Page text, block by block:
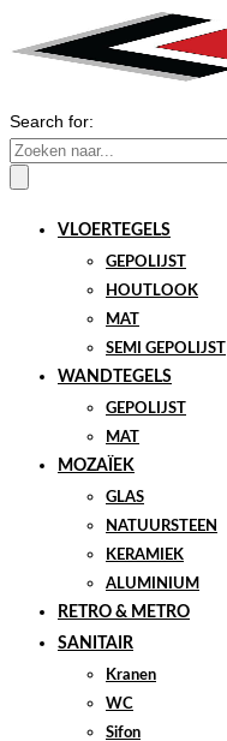
Search for:
VLOERTEGELS
GEPOLIJST
HOUTLOOK
MAT
SEMI GEPOLIJST
WANDTEGELS
GEPOLIJST
MAT
MOZAÏEK
GLAS
NATUURSTEEN
KERAMIEK
ALUMINIUM
RETRO & METRO
SANITAIR
Kranen
WC
Sifon